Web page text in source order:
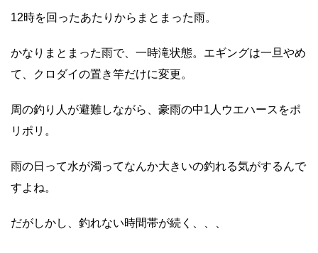
12時を回ったあたりからまとまった雨。
かなりまとまった雨で、一時滝状態。エギングは一旦やめ
て、クロダイの置き竿だけに変更。
周の釣り人が避難しながら、豪雨の中1人ウエハースをポ
リポリ。
雨の日って水が濁ってなんか大きいの釣れる気がするんで
すよね。
だがしかし、釣れない時間帯が続く、、、